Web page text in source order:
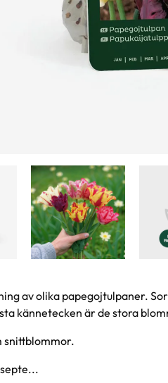
av olika papegojtulpaner.
kännetecken är de stora
snittblommor.